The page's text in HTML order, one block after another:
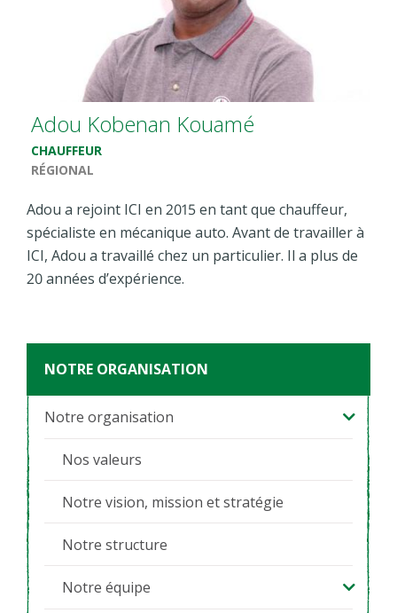
Adou Kobenan Kouamé
CHAUFFEUR
RÉGIONAL
Adou a rejoint ICI en 2015 en tant que chauffeur,
spécialiste en mécanique auto. Avant de travailler à
ICI, Adou a travaillé chez un particulier. Il a plus de
20 années d’expérience.
NOTRE ORGANISATION
Notre organisation
Nos valeurs
Notre vision, mission et stratégie
Notre structure
Notre équipe